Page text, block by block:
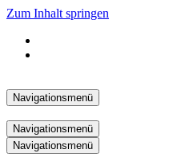
Zum Inhalt springen
Navigationsmenü
Navigationsmenü
Navigationsmenü